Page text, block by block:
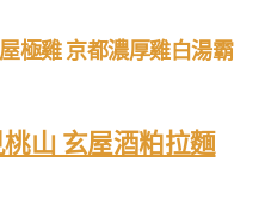
極雞 京都濃厚雞白湯霸
桃山 玄屋酒粕拉麵